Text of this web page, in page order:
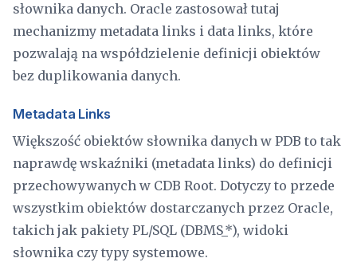
słownika danych. Oracle zastosował tutaj
mechanizmy metadata links i data links, które
pozwalają na współdzielenie definicji obiektów
bez duplikowania danych.
Metadata Links
Większość obiektów słownika danych w PDB to tak
naprawdę wskaźniki (metadata links) do definicji
przechowywanych w CDB Root. Dotyczy to przede
wszystkim obiektów dostarczanych przez Oracle,
takich jak pakiety PL/SQL (DBMS_*), widoki
słownika czy typy systemowe.